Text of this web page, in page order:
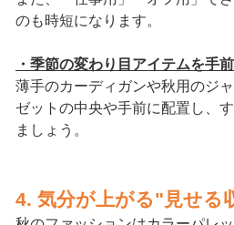
のも時短になります。
・季節の変わり目アイテムを手
薄手のカーディガンや秋用のジ
ゼットの中央や手前に配置し、
ましょう。
4. 気分が上がる"見せる